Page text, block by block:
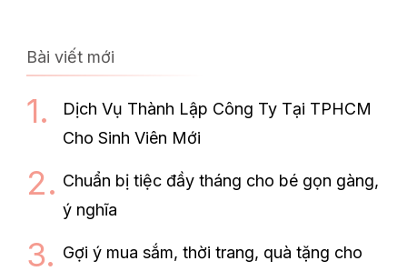
Bài viết mới
Dịch Vụ Thành Lập Công Ty Tại TPHCM
Cho Sinh Viên Mới
Chuẩn bị tiệc đầy tháng cho bé gọn gàng,
ý nghĩa
Gợi ý mua sắm, thời trang, quà tặng cho